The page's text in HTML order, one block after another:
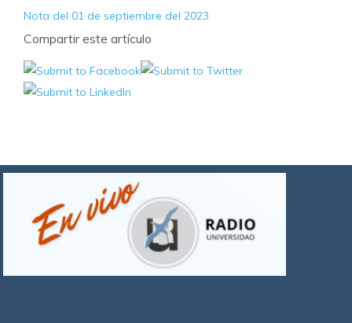
Nota del 01 de septiembre del 2023
Compartir este artículo